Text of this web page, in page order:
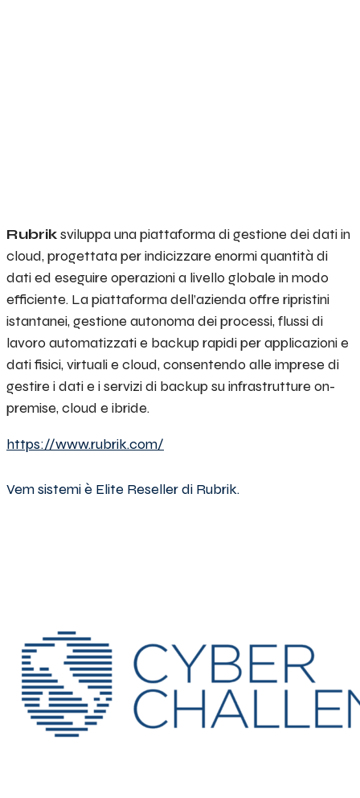
Rubriksviluppa una piattaforma di gestione dei dati in
cloud, progettata per indicizzare enormi quantità di
dati ed eseguire operazioni a livello globale in modo
efficiente. La piattaforma dell’azienda offre ripristini
istantanei, gestione autonoma dei processi, flussi di
lavoro automatizzati e backup rapidi per applicazioni e
dati fisici, virtuali e cloud, consentendo alle imprese di
gestire i dati e i servizi di backup su infrastrutture on-
premise, cloud e ibride.
https://www.rubrik.com/
Vem sistemi è Elite Reseller di Rubrik.